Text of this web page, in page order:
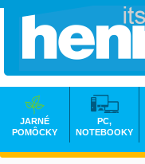
JARNÉ
POMÔCKY
PC,
NOTEBOOKY